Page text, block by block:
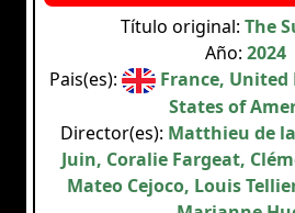
Título original: The
Año: 2024
Pais(es):
France,
States of
Director(es): Matthieu de
Juin, Coralie Fargeat,
Mateo Cejoco, Louis